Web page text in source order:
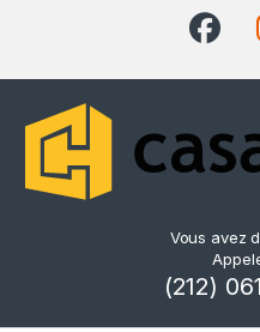
Vous avez
(212)